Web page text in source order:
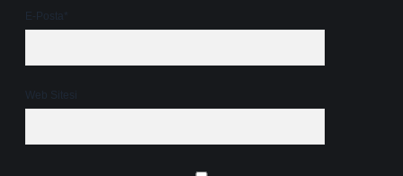
E-Posta*
Web Sitesi